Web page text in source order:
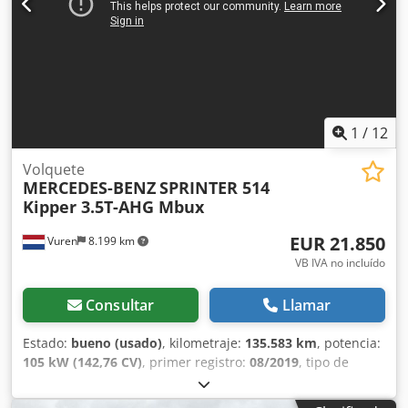
transporte para la entrega. Financiación o leasing hasta 60
meses, la respuesta en 30 minutos. Con mucho gusto le
1 / 12
Vuren 8.199 km
Volquete
MERCEDES-BENZSPRINTER 514
Kipper 3.5T-AHG Mbux
EUR 21.850
VB IVA no incluído
Consultar Llamar
Estado: bueno (usado), kilometraje: 135.583 km, potencia:
105 kW (142,76 CV), primer registro: 08/2019, tipo de
, tamaño del neumático:
configuración de ejes:4x2, distancia entre ejes:3.670 mm,